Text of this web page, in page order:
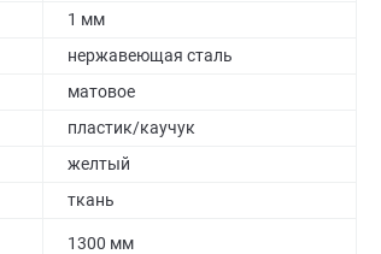
1 мм
нержавеющая сталь
матовое
пластик/каучук
желтый
ткань
1300 мм